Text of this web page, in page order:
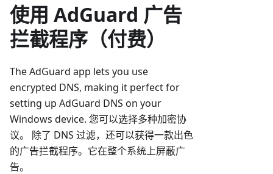
使用 AdGuard 广告
拦截程序（付费）
The AdGuard app lets you use
encrypted DNS, making it perfect for
setting up AdGuard DNS on your
Windows device. 您可以选择多种加密协
议。 除了 DNS 过滤，还可以获得一款出色
的广告拦截程序。它在整个系统上屏蔽广
告。